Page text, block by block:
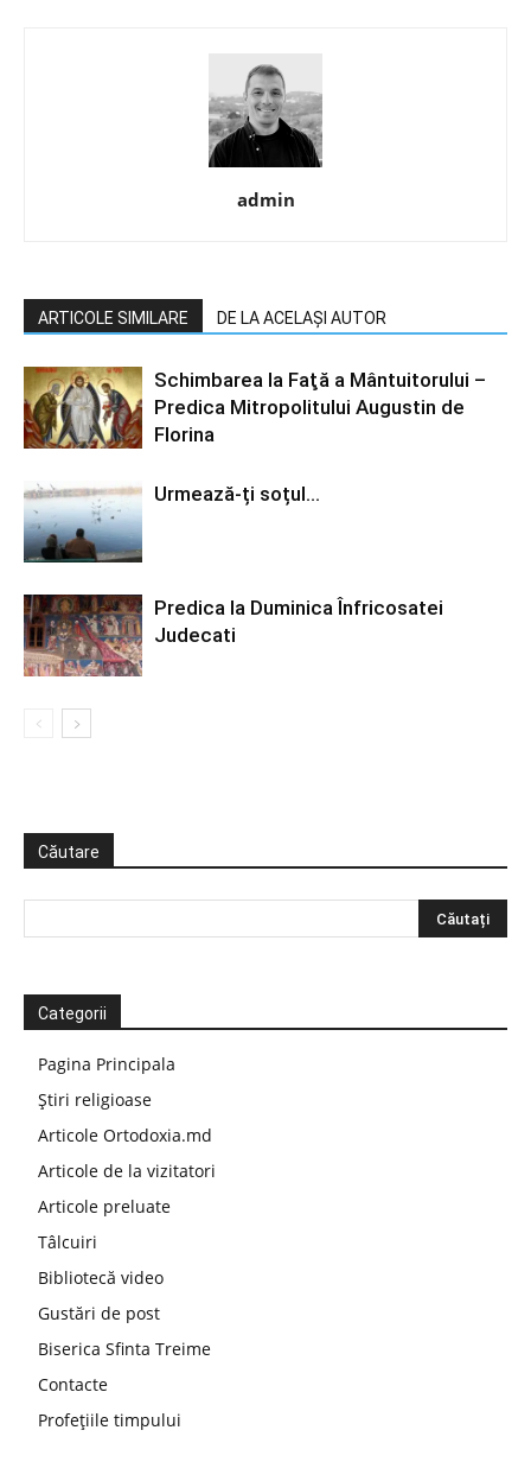
admin
ARTICOLE SIMILARE DE LA ACELAȘI AUTOR
Schimbarea la Faţă a Mântuitorului –
Predica Mitropolitului Augustin de
Florina
Urmează-ți soțul…
Predica la Duminica Înfricosatei
Judecati
Căutare
Categorii
Pagina Principala
Știri religioase
Articole Ortodoxia.md
Articole de la vizitatori
Articole preluate
Tâlcuiri
Bibliotecă video
Gustări de post
Biserica Sfinta Treime
Contacte
Profețiile timpului